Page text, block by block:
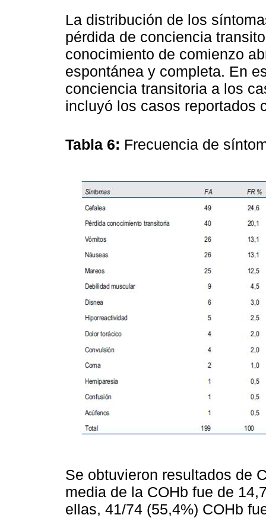
La distribución de los
pérdida de conciencia
conocimiento de comienzo
espontánea y completa. En
conciencia transitoria a los
incluyó los casos reportados
Tabla 6: Frecuencia de
Se obtuvieron resultados de
media de la COHb fue de
ellas, 41/74 (55,4%) COHb